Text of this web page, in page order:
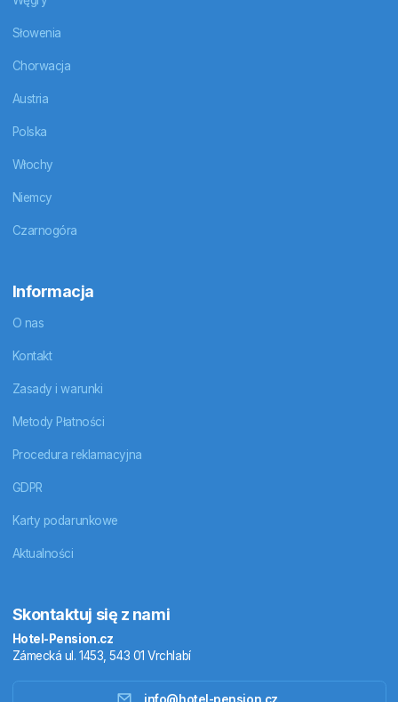
Słowenia
Chorwacja
Austria
Polska
Włochy
Niemcy
Czarnogóra
Informacja
O nas
Kontakt
Zasady i warunki
Metody Płatności
Procedura reklamacyjna
GDPR
Karty podarunkowe
Aktualności
Skontaktuj się z nami
Hotel-Pension.cz
Zámecká ul. 1453, 543 01 Vrchlabí
info@hotel-pension.cz